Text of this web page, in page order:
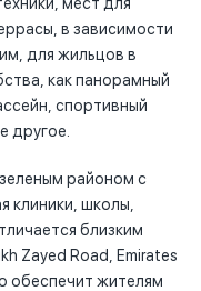
в зависимости
для жильцов в
как панорамный
спортивный
другое.
районом с
клиники, школы,
близким
Zayed Road, Emirates
обеспечит жителям